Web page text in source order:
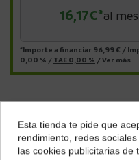
16,17€*al
*Importe a financiar 96,99 € /
0,00 % / TAE 0,00 % /Ver más
Marca Polaroid
Tipo de formato de película
¿Dónde
Selecciona tu
Esta tienda te pide que
rendimiento, redes
las cookies publicitarias de